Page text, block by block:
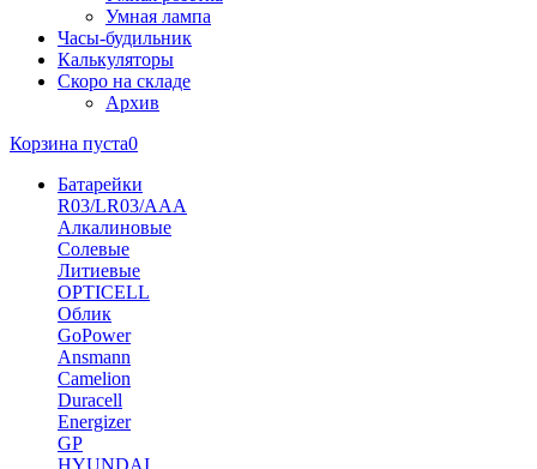
Умная лампа
Часы-будильник
Калькуляторы
Скоро на складе
Архив
Корзина пуста0
Батарейки
R03/LR03/AAA
Алкалиновые
Солевые
Литиевые
OPTICELL
Облик
GoPower
Ansmann
Camelion
Duracell
Energizer
GP
HYUNDAI